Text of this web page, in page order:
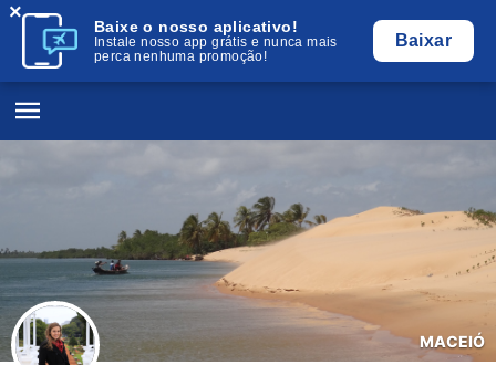
Baixe o nosso aplicativo!
Instale nosso app grátis e nunca mais
perca nenhuma promoção!
Baixar
×
MACEIÓ